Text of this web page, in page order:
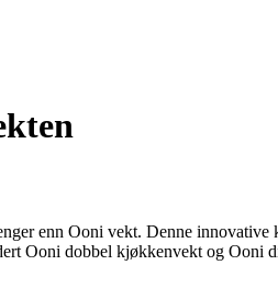
enn Ooni vekt. Denne
Ooni dobbel kjøkkenvekt og